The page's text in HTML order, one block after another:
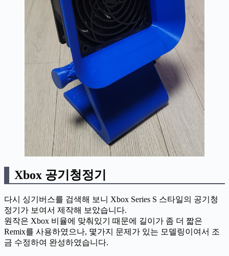
Xbox 공기청정기
다시 싱기버스를 검색해 보니 Xbox Series S 스타일의 공기청
정기가 보여서 제작해 보았습니다.
원작은 Xbox 비율에 맞춰있기 때문에 길이가 좀 더 짧은
Remix를 사용하였으나, 몇가지 문제가 있는 모델링이여서 조
금 수정하여 완성하였습니다.